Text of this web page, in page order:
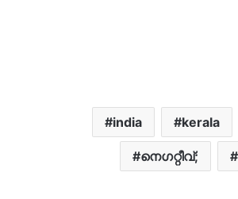
india kerala
നെഗറ്റീവ്;